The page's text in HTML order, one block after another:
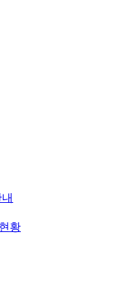
황